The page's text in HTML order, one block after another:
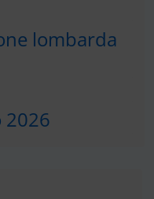
lombarda
2026